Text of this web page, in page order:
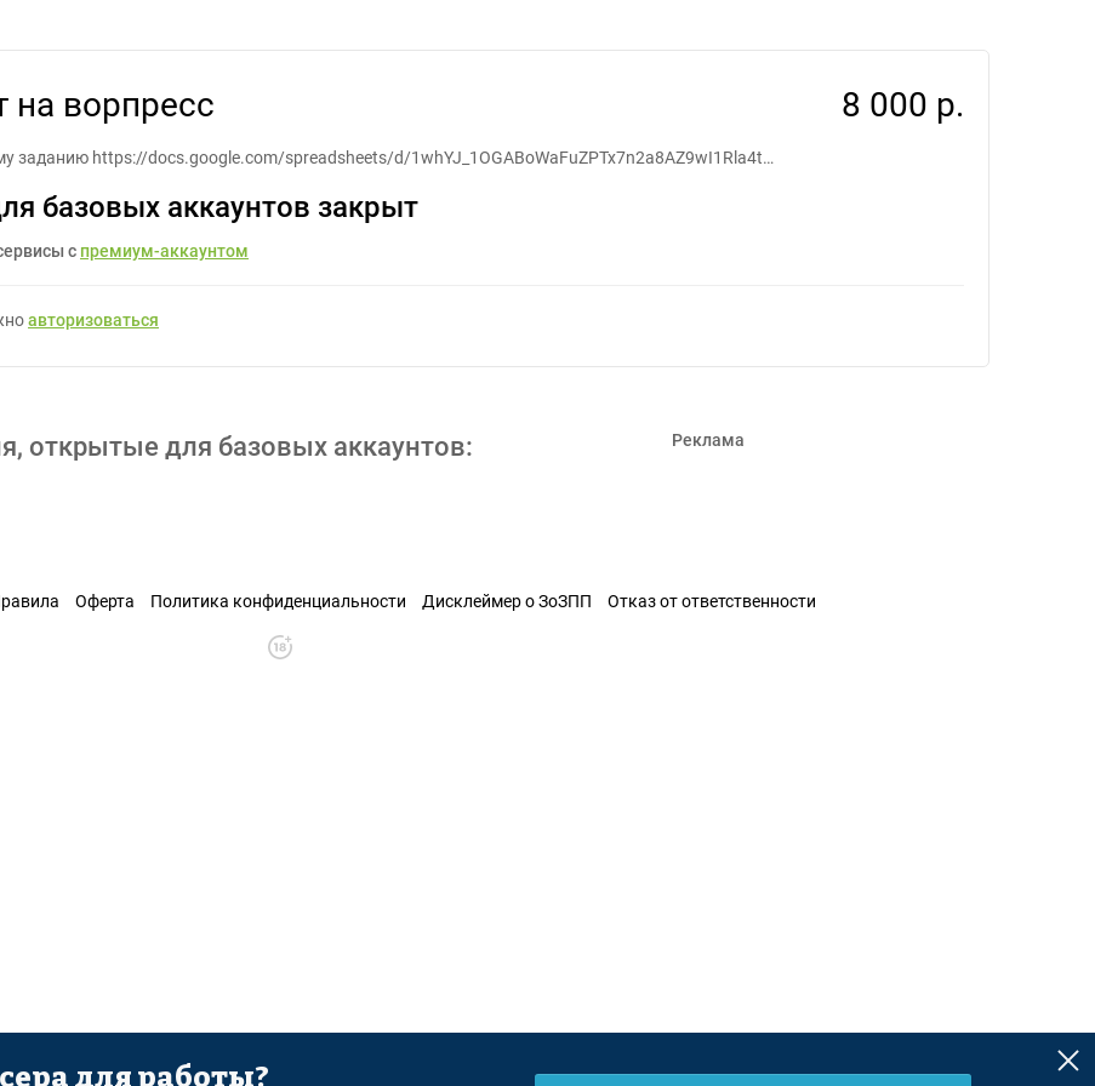
на ворпресс 8 000 р.
заданию https://docs.google.com/spreadsheets/d/1whYJ_1OGABoWaFuZPTx7n2a8AZ9wI1Rla4t…
базовых аккаунтов закрыт
с премиум-аккаунтом
авторизоваться
открытые для базовых аккаунтов: Реклама
Оферта Политика конфиденциальности Дисклеймер о ЗоЗПП Отказ от ответственности
для работы?